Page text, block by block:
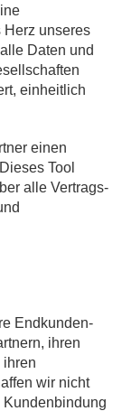
Herz unseres
Daten und
einheitlich
einen
Tool
alle Vertrags-
Endkunden-
ihren
ihren
wir nicht
Kundenbindung